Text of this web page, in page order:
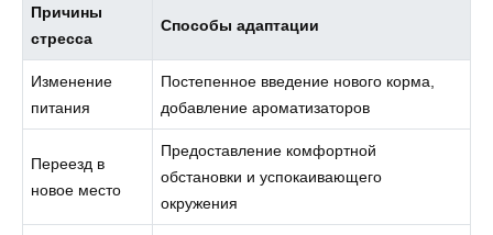
Причины
стресса
Способы адаптации
Изменение
питания
Постепенное введение нового корма,
добавление ароматизаторов
Переезд в
новое место
Предоставление комфортной
обстановки и успокаивающего
окружения